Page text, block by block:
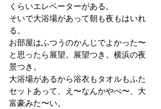
くらいエレベーターがある。
そいで大浴場があって朝も夜もはいれ
る。
お部屋はふつうのかんじでよかった〜
と思ったら展望。展望つき。横浜の夜
景つき。
大浴場があるから浴衣もタオルもふた
セットあって、え〜なんかやべ〜、大
富豪みた〜い。